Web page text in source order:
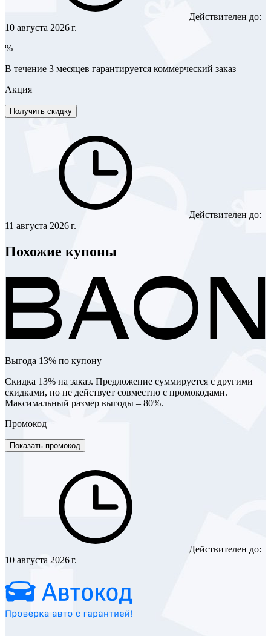
Действителен до:
10 августа 2026 г.
%
В течение 3 месяцев гарантируется коммерческий заказ
Акция
Получить скидку
Действителен до:
11 августа 2026 г.
Похожие купоны
Выгода 13% по купону
Скидка 13% на заказ. Предложение суммируется с другими
скидками, но не действует совместно с промокодами.
Максимальный размер выгоды – 80%.
Промокод
Показать промокод
Действителен до:
10 августа 2026 г.